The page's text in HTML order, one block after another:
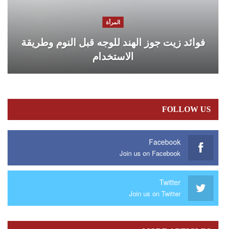
المرأة
فوائد زيت جوز الهند للوجه قبل النوم وطريقة
الاستخدام
FOLLOW US
Facebook
Join us on Facebook
Twitter
Join us on Twitter